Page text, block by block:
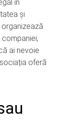
în
și
companiei,
ai nevoie
oferă